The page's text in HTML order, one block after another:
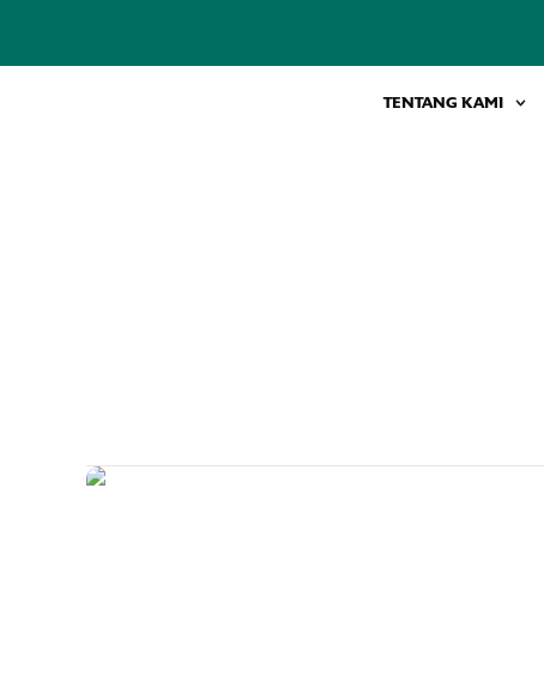
TENTANG KAMI